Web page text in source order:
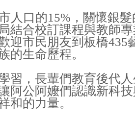
口的15%，關懷銀
結合校訂課程與教師
迎市民朋友到板橋435
的生命歷程。
習，長輩們教育後代
阿公阿嬤們認識新科
和的力量。